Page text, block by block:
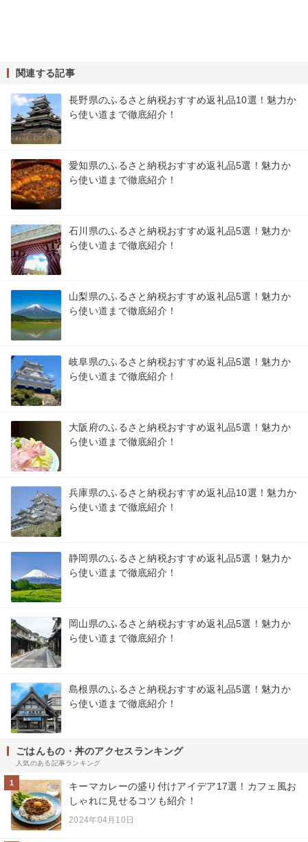
関連する記事
長野県のふるさと納税おすすめ返礼品10選！魅力か
ら使い道まで徹底紹介！
愛知県のふるさと納税おすすめ返礼品5選！魅力か
ら使い道まで徹底紹介！
石川県のふるさと納税おすすめ返礼品5選！魅力か
ら使い道まで徹底紹介！
山梨県のふるさと納税おすすめ返礼品5選！魅力か
ら使い道まで徹底紹介！
岐阜県のふるさと納税おすすめ返礼品5選！魅力か
ら使い道まで徹底紹介！
大阪府のふるさと納税おすすめ返礼品5選！魅力か
ら使い道まで徹底紹介！
兵庫県のふるさと納税おすすめ返礼品10選！魅力か
ら使い道まで徹底紹介！
静岡県のふるさと納税おすすめ返礼品5選！魅力か
ら使い道まで徹底紹介！
岡山県のふるさと納税おすすめ返礼品5選！魅力か
ら使い道まで徹底紹介！
島根県のふるさと納税おすすめ返礼品5選！魅力か
ら使い道まで徹底紹介！
ごはんもの・丼のアクセスランキング
人気のある記事ランキング
1
キーマカレーの盛り付けアイデア17選！カフェ風お
しゃれに見せるコツも紹介！
2024年04月10日